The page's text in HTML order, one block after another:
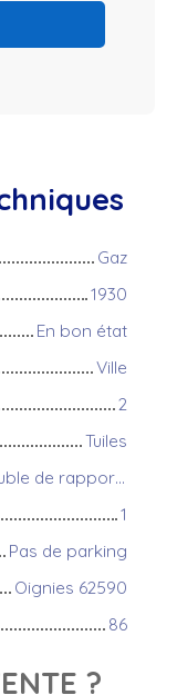
Gaz
1930
En bon état
Ville
2
Tuiles
Immeuble de rapport composé de 2 appartements
1
Pas de parking
Oignies 62590
86
?